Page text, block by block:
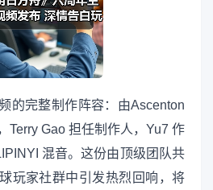
完整制作阵容：由Ascenton
Terry Gao 担任制作人，Yu7 作
混音。这份由顶级团队共
玩家社群中引发热烈回响，将